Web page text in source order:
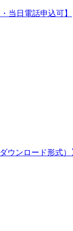
当日電話申込可】
ウンロード形式）